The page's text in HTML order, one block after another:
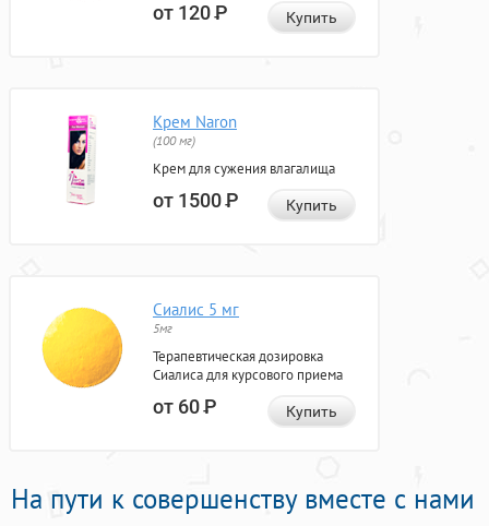
от 120Р Купить
Крем Naron
(100 мг)
Крем для сужения влагалища
от 1500Р Купить
Сиалис 5 мг
5мг
Терапевтическая дозировка
Сиалиса для курсового приема
от 60Р Купить
На пути к совершенству вместе с нами